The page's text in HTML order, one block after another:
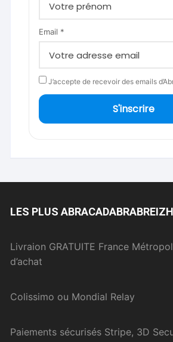
Email *
J’accepte de recevoir des emails
S'inscrire
LES PLUS ABRACADABRABREIZH
Livraion GRATUITE France
d’achat
Colissimo ou Mondial Relay
Paiements sécurisés Stripe, 3D